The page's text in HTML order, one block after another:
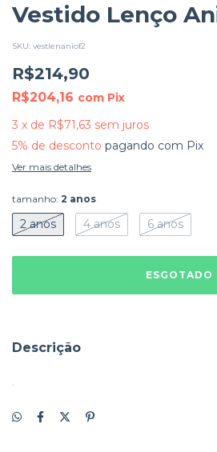
Vestido Lenço
SKU: vestlenaniof2
R$214,90
R$204,16 com Pix
3 x de R$71,63 sem juros
5% de desconto pagando com Pix
Ver mais detalhes
tamanho: 2 anos
2 anos 4 anos 6 anos
Descrição
.